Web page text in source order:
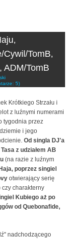
Cywil/TomB,
ADM/TomB
5)
Krótkiego Strzału i
z luźnymi numerami
tygodnia przez
i jego
Od singla DJ'a
z udziałem AB
(na razie z luźnym
poprzez singiel
otwierający serię
czy charakterny
Kubiego aż po
od Quebonafide,
nadchodzącego